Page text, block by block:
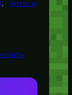
, Читы и